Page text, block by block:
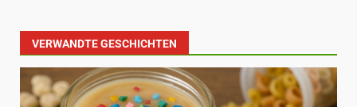
VERWANDTE GESCHICHTEN